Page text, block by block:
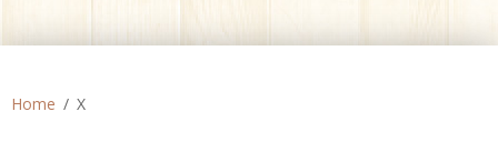
Home X